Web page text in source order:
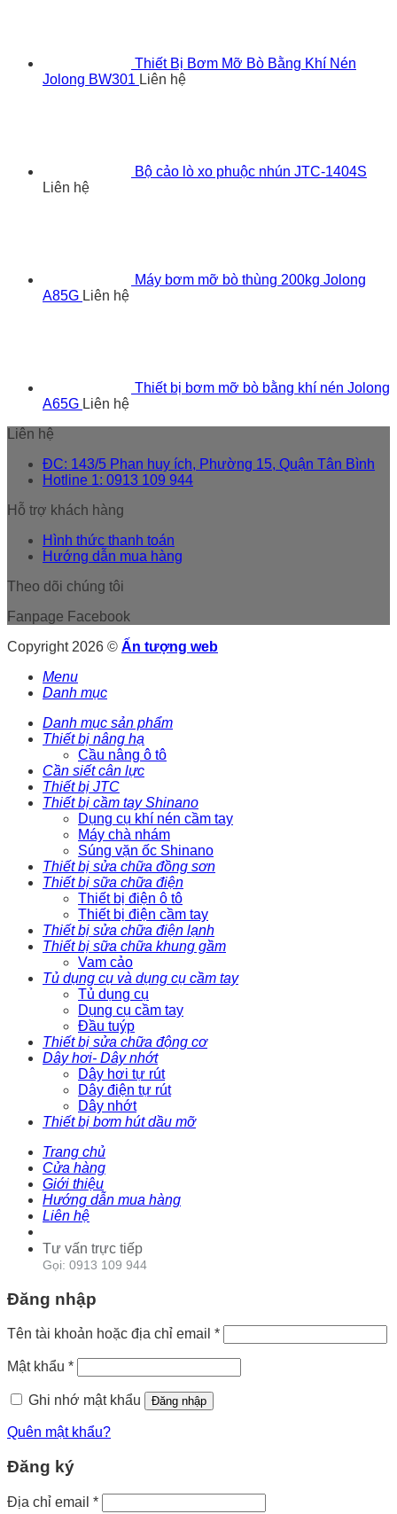
Thiết Bị Bơm Mỡ Bò Bằng Khí Nén
Jolong BW301 Liên hệ
Bộ cảo lò xo phuộc nhún JTC-1404S
Liên hệ
Máy bơm mỡ bò thùng 200kg Jolong
A85G Liên hệ
Thiết bị bơm mỡ bò bằng khí nén Jolong
A65G Liên hệ
Liên hệ
ĐC: 143/5 Phan huy ích, Phường 15, Quận Tân Bình
Hotline 1: 0913 109 944
Hỗ trợ khách hàng
Hình thức thanh toán
Hướng dẫn mua hàng
Theo dõi chúng tôi
Fanpage Facebook
Copyright 2026 © Ấn tượng web
Menu
Danh mục
Danh mục sản phẩm
Thiết bị nâng hạ
Cầu nâng ô tô
Cần siết cân lực
Thiết bị JTC
Thiết bị cầm tay Shinano
Dụng cụ khí nén cầm tay
Máy chà nhám
Súng vặn ốc Shinano
Thiết bị sửa chữa đồng sơn
Thiết bị sữa chữa điện
Thiết bị điện ô tô
Thiết bị điện cầm tay
Thiết bị sửa chữa điện lạnh
Thiết bị sữa chữa khung gầm
Vam cảo
Tủ dụng cụ và dụng cụ cầm tay
Tủ dụng cụ
Dụng cụ cầm tay
Đầu tuýp
Thiết bị sửa chữa động cơ
Dây hơi- Dây nhớt
Dây hơi tự rút
Dây điện tự rút
Dây nhớt
Thiết bị bơm hút dầu mỡ
Trang chủ
Cửa hàng
Giới thiệu
Hướng dẫn mua hàng
Liên hệ
Tư vấn trực tiếp
Gọi: 0913 109 944
Đăng nhập
Tên tài khoản hoặc địa chỉ email *
Mật khẩu *
Ghi nhớ mật khẩu Đăng nhập
Quên mật khẩu?
Đăng ký
Địa chỉ email *